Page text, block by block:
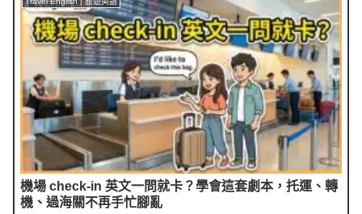
機場 check-in 英文一問就卡？學會這套劇本，托運、轉
機、過海關不再手忙腳亂